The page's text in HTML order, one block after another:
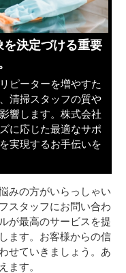
決定づける重要
ピーターを増やすた
清掃スタッフの質や
響します。株式会社
に応じた最適なサポ
実現するお手伝いを
みの方がいらっしゃい
スタッフにお問い合わ
が最高のサービスを提
ます。お客様からの信
せていきましょう。あ
ます。